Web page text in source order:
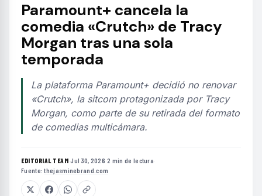
Paramount+ cancela la
comedia «Crutch» de Tracy
Morgan tras una sola
temporada
La plataforma Paramount+ decidió no renovar
«Crutch», la sitcom protagonizada por Tracy
Morgan, como parte de su retirada del formato
de comedias multicámara.
EDITORIAL TEAM·Jul 30, 2026·2 min de lectura·
Fuente:thejasminebrand.com